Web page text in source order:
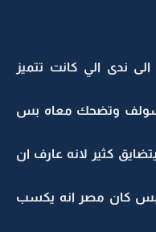
ندى الي كانت تتميز
تسولف وتضحك معاه بس
كثير لانه عارف ان
بس كان مصر انه يكسب